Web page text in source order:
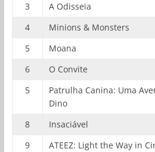
3
A Odisseia
4
Minions & Monsters
5
Moana
6
O Convite
5
Patrulha Canina: Uma
Dino
8 Insaciável
9
ATEEZ: Light the Way in